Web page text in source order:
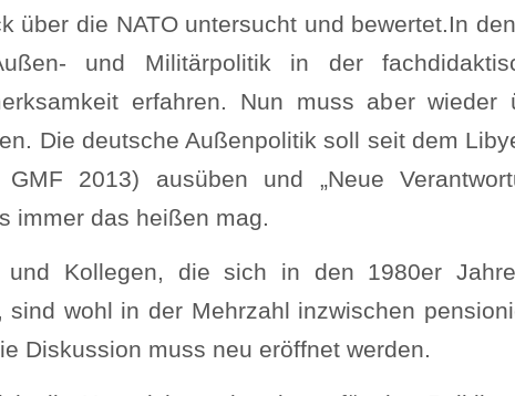
über die NATO untersucht und bewertet.In
und Militärpolitik in der
erfahren. Nun muss aber
Die deutsche Außenpolitik soll seit dem
2013) ausüben und „Neue
immer das heißen mag.
und Kollegen, die sich in den 1980er
sind wohl in der Mehrzahl inzwischen
Diskussion muss neu eröffnet werden.